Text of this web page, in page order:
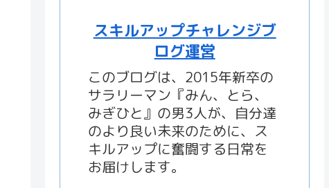
スキルアップチャレンジブ
ログ運営
このブログは、2015年新卒の
サラリーマン『みん、とら、
みぎひと』の男3人が、自分達
のより良い未来のために、ス
キルアップに奮闘する日常を
お届けします。